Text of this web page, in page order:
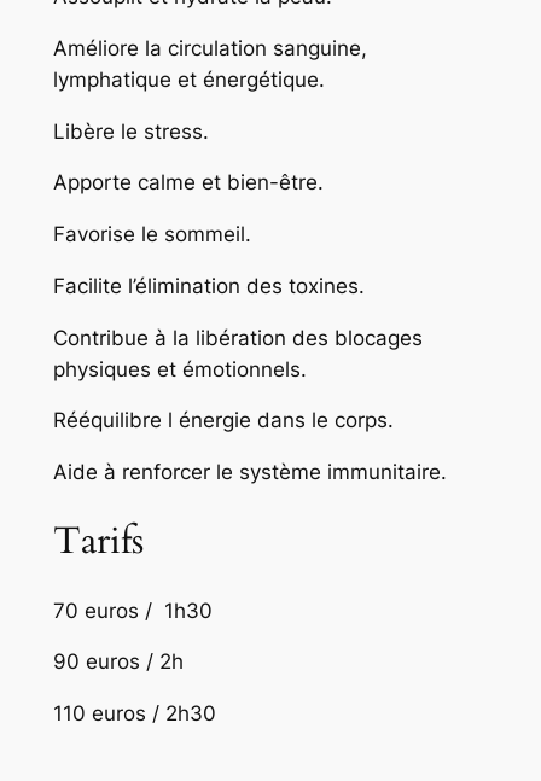
Améliore la circulation sanguine,
lymphatique et énergétique.
Libère le stress.
Apporte calme et bien-être.
Favorise le sommeil.
Facilite l’élimination des toxines.
Contribue à la libération des blocages
physiques et émotionnels.
Rééquilibre l énergie dans le corps.
Aide à renforcer le système immunitaire.
Tarifs
70 euros / 1h30
90 euros / 2h
110 euros / 2h30